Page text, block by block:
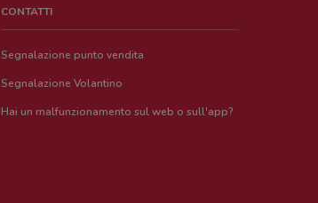
CONTATTI
Segnalazione punto vendita
Segnalazione Volantino
Hai un malfunzionamento sul web o sull'app?